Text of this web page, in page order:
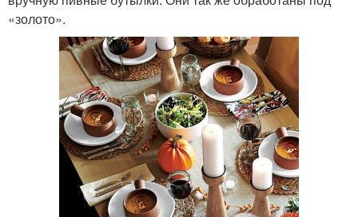
«золото».